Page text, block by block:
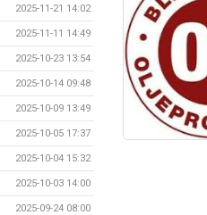
2025-11-21 14:02
2025-11-11 14:49
2025-10-23 13:54
2025-10-14 09:48
2025-10-09 13:49
2025-10-05 17:37
2025-10-04 15:32
2025-10-03 14:00
2025-09-24 08:00